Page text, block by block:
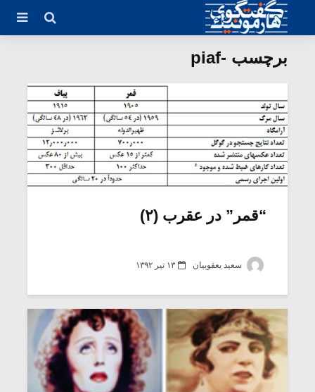
برچسب -piaf
“قمر” در عقرب (۲)
سعید یعقوبیان ۱۳ تیر ۱۳۹۲